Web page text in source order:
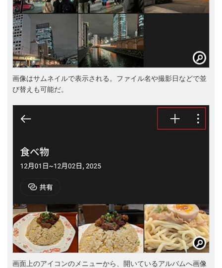
画像はサムネイルで表示される。ファイル名や撮影日などで並
び替えも可能だ。
画面上のアイコンのメニューから、開いているアルバムへ画像